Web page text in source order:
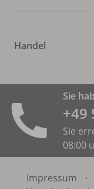
Handel
Sie
+49
Sie
08:00
Impressum ·